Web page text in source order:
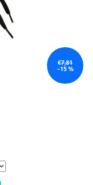
€7,81
–15 %